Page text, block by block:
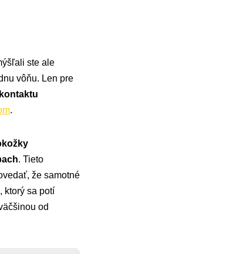
ste ale
vôňu. Len pre
.
. Tieto
že samotné
ktorý sa potí
od